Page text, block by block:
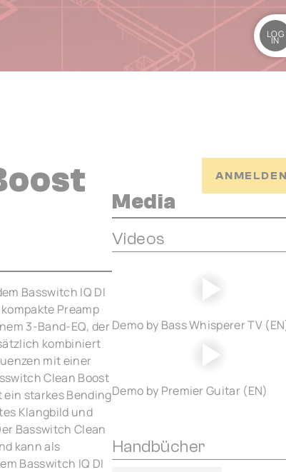
LOG
IN
Basswitch IQ DI
Preamp
3-Band-EQ, der
kombiniert
mit einer
Clean Boost
starkes Bending
Klangbild und
Basswitch Clean
kann als
Basswitch IQ DI
Media
Videos
Demo by Bass Whisperer TV
Demo by Premier Guitar (EN)
Handbücher